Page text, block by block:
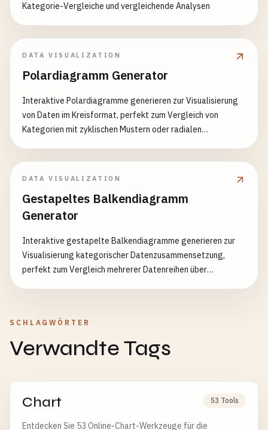
Kategorie-Vergleiche und vergleichende Analysen
DATA VISUALIZATION
Polardiagramm Generator
Interaktive Polardiagramme generieren zur Visualisierung
von Daten im Kreisformat, perfekt zum Vergleich von
Kategorien mit zyklischen Mustern oder radialen
DATA VISUALIZATION
Gestapeltes Balkendiagramm
Generator
Interaktive gestapelte Balkendiagramme generieren zur
Visualisierung kategorischer Datenzusammensetzung,
perfekt zum Vergleich mehrerer Datenreihen über
SCHLAGWÖRTER
Verwandte Tags
Chart 53 Tools
Entdecken Sie 53 Online-Chart-Werkzeuge für die